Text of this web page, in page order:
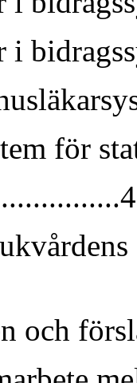
för
och